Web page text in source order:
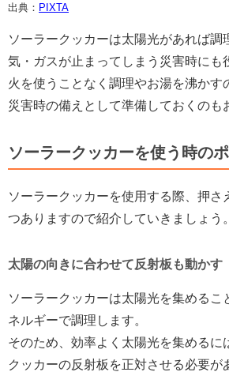
出典： PIXTA
ソーラークッカーは太陽光があれば調
気・ガスが止まってしまう災害時にも
火を使うことなく調理やお湯を沸かす
災害時の備えとして準備しておくのも
ソーラークッカーを使う時の
ソーラークッカーを使用する際、押さ
つありますので紹介していきましょう。
太陽の向きに合わせて反射板も動かす
ソーラークッカーは太陽光を集めるこ
ネルギーで調理します。
そのため、効率よく太陽光を集めるに
クッカーの反射板を正対させる必要が